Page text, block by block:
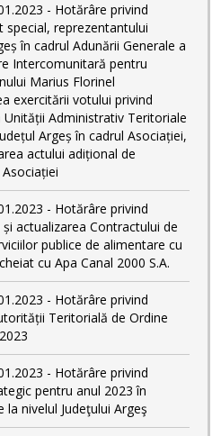
- Hotărâre privind
reprezentantului
în cadrul Adunării Generale a
Intercomunitară pentru
Marius Florinel
exercitării votului privind
Administrativ Teritoriale
Argeș în cadrul Asociației,
actului adițional de
- Hotărâre privind
actualizarea Contractului de
publice de alimentare cu
cu Apa Canal 2000 S.A.
- Hotărâre privind
Teritorială de Ordine
- Hotărâre privind
pentru anul 2023 în
nivelul Judeţului Argeş